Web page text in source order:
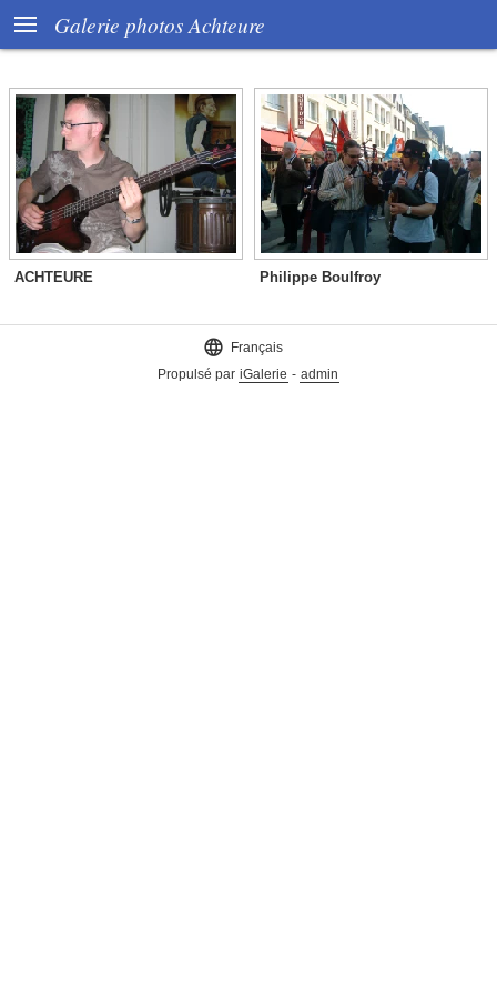
 Galerie photos Achteure
ACHTEURE Philippe Boulfroy

Français
Propulsé par iGalerie - admin